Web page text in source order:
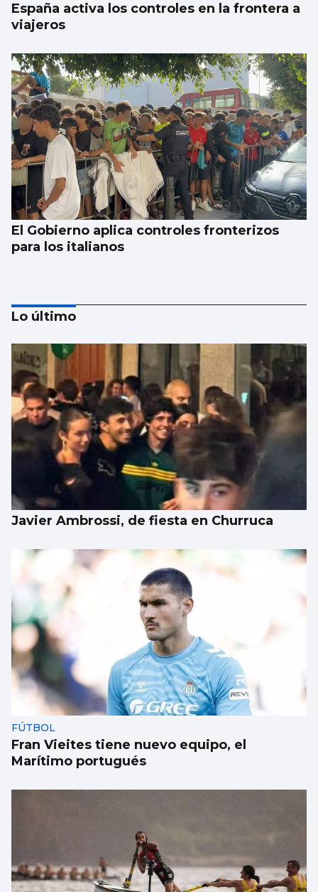
España activa los controles en la frontera a
viajeros
El Gobierno aplica controles fronterizos
para los italianos
Se agrava la situación en Ceuta para
reubicar a los menores inmigrantes
Lo último
Javier Ambrossi, de fiesta en Churruca
FÚTBOL
Fran Vieites tiene nuevo equipo, el
Marítimo portugués